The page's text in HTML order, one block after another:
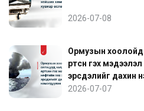
2026-07-08
Ормузын хоолойд
өртсөн гэх
эрсдэлийг дахин
2026-07-07